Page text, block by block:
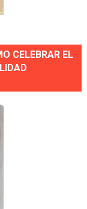
CELEBRAR EL